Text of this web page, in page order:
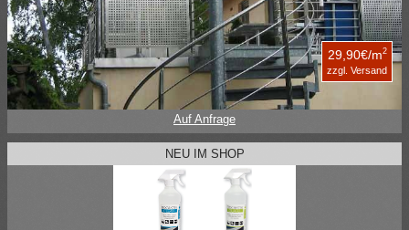
29,90€/m2
zzgl. Versand
Auf Anfrage
NEU IM SHOP